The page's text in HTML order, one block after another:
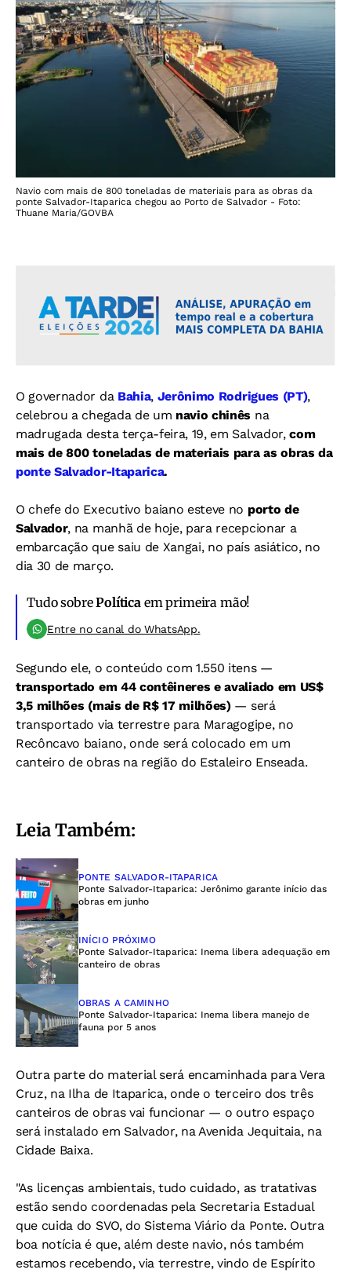
Navio com mais de 800 toneladas de materiais para as obras da
ponte Salvador-Itaparica chegou ao Porto de Salvador - Foto:
Thuane Maria/GOVBA
O governador da Bahia, Jerônimo Rodrigues (PT),
celebrou a chegada de um navio chinês na
madrugada desta terça-feira, 19, em Salvador,com
mais de 800 toneladas de materiais para as obras da
ponte Salvador-Itaparica.
O chefe do Executivo baiano esteve no porto de
Salvador, na manhã de hoje, para recepcionar a
embarcação que saiu de Xangai, no país asiático, no
dia 30 de março.
Tudo sobrePolítica em primeira mão!
Entre no canal do WhatsApp.
Segundo ele, o conteúdo com 1.550 itens —
transportado em 44 contêineres e avaliado em US$
3,5 milhões (mais de R$ 17 milhões)— será
transportado via terrestre para Maragogipe, no
Recôncavo baiano, onde será colocado em um
canteiro de obras na região do Estaleiro Enseada.
Leia Também:
PONTE SALVADOR-ITAPARICA
Ponte Salvador-Itaparica: Jerônimo garante início das
obras em junho
INÍCIO PRÓXIMO
Ponte Salvador-Itaparica: Inema libera adequação em
canteiro de obras
OBRAS A CAMINHO
Ponte Salvador-Itaparica: Inema libera manejo de
fauna por 5 anos
Outra parte do material será encaminhada para Vera
Cruz, na Ilha de Itaparica, onde o terceiro dos três
canteiros de obras vai funcionar — o outro espaço
será instalado em Salvador, na Avenida Jequitaia, na
Cidade Baixa.
"As licenças ambientais, tudo cuidado, as tratativas
estão sendo coordenadas pela Secretaria Estadual
que cuida do SVO, do Sistema Viário da Ponte. Outra
boa notícia é que, além deste navio, nós também
estamos recebendo, via terrestre, vindo de Espírito